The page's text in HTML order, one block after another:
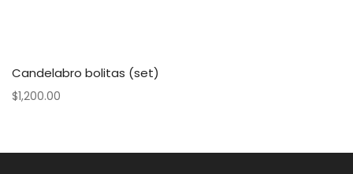
Candelabro bolitas (set)
$1,200.00